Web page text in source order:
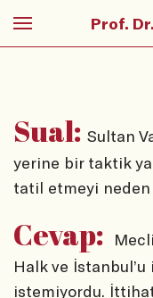
Prof.
Sual: Sultan
yerine bir taktik
tatil etmeyi
Cevap:
Halk ve
istemiyordu.